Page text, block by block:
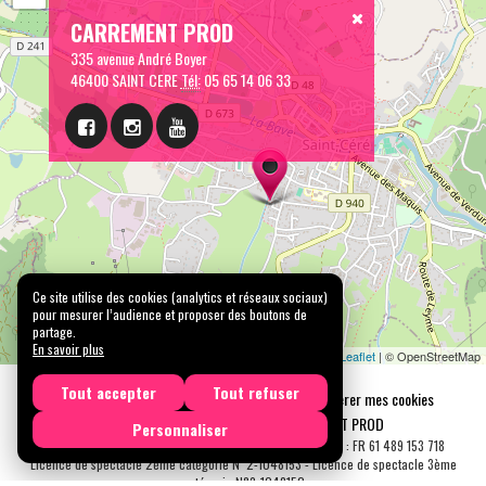
CARREMENT PROD
335 avenue André Boyer
46400 SAINT CERETél:05 65 14 06 33
Leaflet | © OpenStreetMap
Mentions légales Confidentialité
Gérer mes cookies
Tous droits réservés © 2026 |
CARREMENT PROD
N° SIRET : 489 153 718 00031 - APE : 9001 Z - N° TVA Int. : FR 61 489 153 718
Licence de spectacle 2ème catégorie N°2-1048153 - Licence de spectacle 3ème
catégorie N°3-1048152
Ce site utilise des cookies (analytics et réseaux sociaux)
pour mesurer l’audience et proposer des boutons de
partage.
En savoir plus
Tout accepter
Tout refuser
Personnaliser